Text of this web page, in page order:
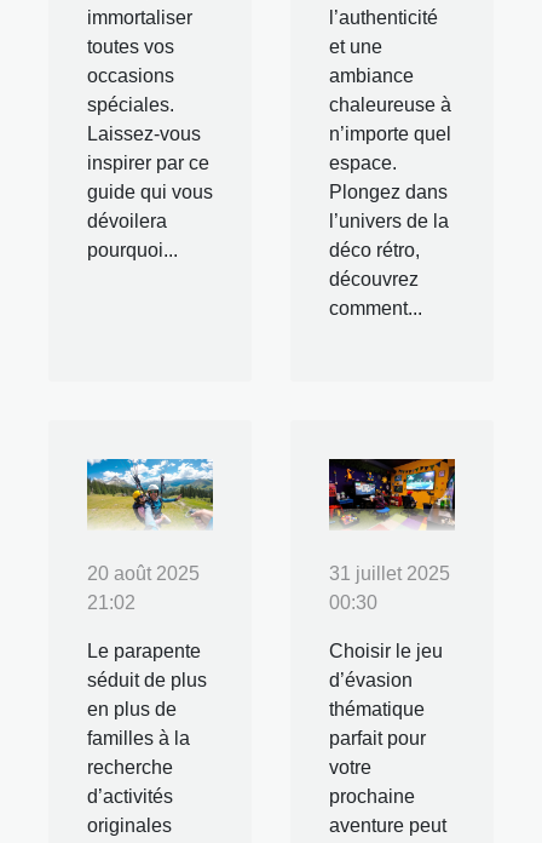
immortaliser
toutes vos
occasions
spéciales.
Laissez-vous
inspirer par ce
guide qui vous
dévoilera
pourquoi...
l’authenticité
et une
ambiance
chaleureuse à
n’importe quel
espace.
Plongez dans
l’univers de la
déco rétro,
découvrez
comment...
20 août 2025
21:02
Le parapente
séduit de plus
en plus de
familles à la
recherche
d’activités
originales
31 juillet 2025
00:30
Choisir le jeu
d’évasion
thématique
parfait pour
votre
prochaine
aventure peut